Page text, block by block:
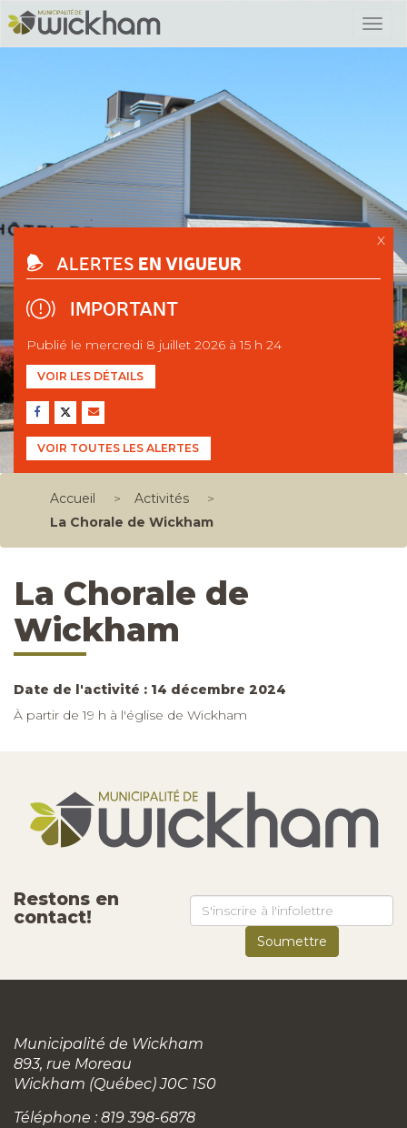
X
ALERTES EN VIGUEUR
IMPORTANT
Publié le mercredi 8 juillet 2026 à 15 h 24
VOIR LES DÉTAILS
VOIR TOUTES LES ALERTES
Accueil > Activités
>
La Chorale de Wickham
La Chorale de
Wickham
Date de l'activité : 14 décembre 2024
À partir de 19 h à l'église de Wickham
Restons en
contact!
Municipalité de Wickham
893, rue Moreau
Wickham (Québec) J0C 1S0
Téléphone : 819 398-6878